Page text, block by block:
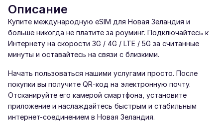
Описание
Купите международную eSIM для Новая Зеландия и
больше никогда не платите за роуминг. Подключайтесь к
Интернету на скорости 3G / 4G / LTE / 5G за считанные
минуты и оставайтесь на связи с близкими.
Начать пользоваться нашими услугами просто. После
покупки вы получите QR-код на электронную почту.
Отсканируйте его камерой смартфона, установите
приложение и наслаждайтесь быстрым и стабильным
интернет-соединением в Новая Зеландия.